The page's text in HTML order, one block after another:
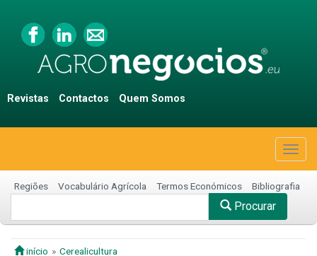
Revistas Contactos Quem Somos
Regiões Vocabulário Agrícola Termos Económicos Bibliografia
Procurar
início
Cerealicultura